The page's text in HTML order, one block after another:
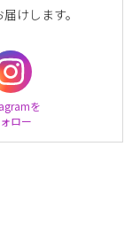
けします。
を
ロー